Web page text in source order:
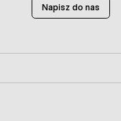
Napisz do nas